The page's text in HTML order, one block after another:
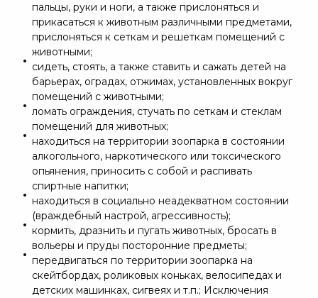
пальцы, руки и ноги, а также прислоняться и
прикасаться к животным различными предметами,
прислоняться к сеткам и решеткам помещений с
животными;
сидеть, стоять, а также ставить и сажать детей на
барьерах, оградах, отжимах, установленных вокруг
помещений с животными;
ломать ограждения, стучать по сеткам и стеклам
помещений для животных;
находиться на территории зоопарка в состоянии
алкогольного, наркотического или токсического
опьянения, приносить с собой и распивать
спиртные напитки;
находиться в социально неадекватном состоянии
(враждебный настрой, агрессивность);
кормить, дразнить и пугать животных, бросать в
вольеры и пруды посторонние предметы;
передвигаться по территории зоопарка на
скейтбордах, роликовых коньках, велосипедах и
детских машинках, сигвеях и т.п.; Исключения